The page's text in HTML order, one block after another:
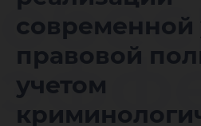
современной
правовой
учетом